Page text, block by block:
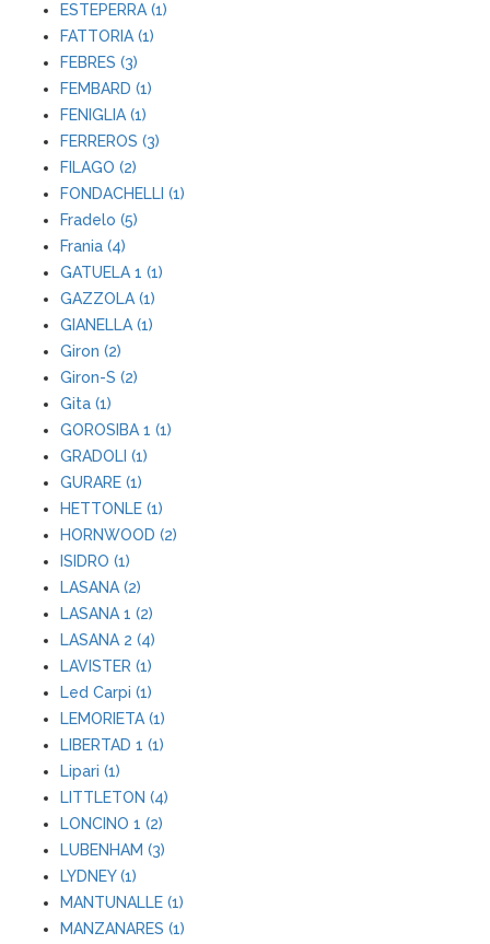
ESTEPERRA (1)
FATTORIA (1)
FEBRES (3)
FEMBARD (1)
FENIGLIA (1)
FERREROS (3)
FILAGO (2)
FONDACHELLI (1)
Fradelo (5)
Frania (4)
GATUELA 1 (1)
GAZZOLA (1)
GIANELLA (1)
Giron (2)
Giron-S (2)
Gita (1)
GOROSIBA 1 (1)
GRADOLI (1)
GURARE (1)
HETTONLE (1)
HORNWOOD (2)
ISIDRO (1)
LASANA (2)
LASANA 1 (2)
LASANA 2 (4)
LAVISTER (1)
Led Carpi (1)
LEMORIETA (1)
LIBERTAD 1 (1)
Lipari (1)
LITTLETON (4)
LONCINO 1 (2)
LUBENHAM (3)
LYDNEY (1)
MANTUNALLE (1)
MANZANARES (1)